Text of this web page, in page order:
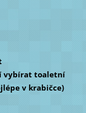
vybírat toaletní
v krabičce)